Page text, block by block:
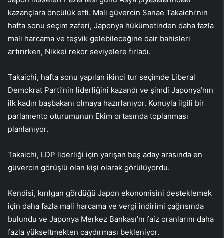
kazançlara öncülük etti. Mali güvercin Sanae Takaichi’nin
hafta sonu seçim zaferi, Japonya hükümetinden daha fazla
mali harcama ve teşvik gelebileceğine dair bahisleri
artırırken, Nikkei rekor seviyelere fırladı.
Takaichi, hafta sonu yapılan ikinci tur seçimde Liberal
Demokrat Parti’nin liderliğini kazandı ve şimdi Japonya’nın
ilk kadın başbakanı olmaya hazırlanıyor. Konuyla ilgili bir
parlamento oturumunun Ekim ortasında toplanması
planlanıyor.
Takaichi, LDP liderliği için yarışan beş aday arasında en
güvercin görüşlü olan kişi olarak görülüyordu.
Kendisi, kırılgan gördüğü Japon ekonomisini desteklemek
için daha fazla mali harcama ve vergi indirimi çağrısında
bulundu ve Japonya Merkez Bankası’nı faiz oranlarını daha
fazla yükseltmekten caydırması bekleniyor.